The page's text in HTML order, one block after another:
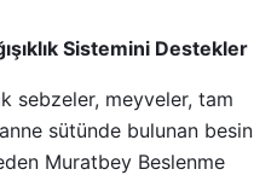
Sistemini Destekler
sebzeler, meyveler, tam
sütünde bulunan besin
Muratbey Beslenme